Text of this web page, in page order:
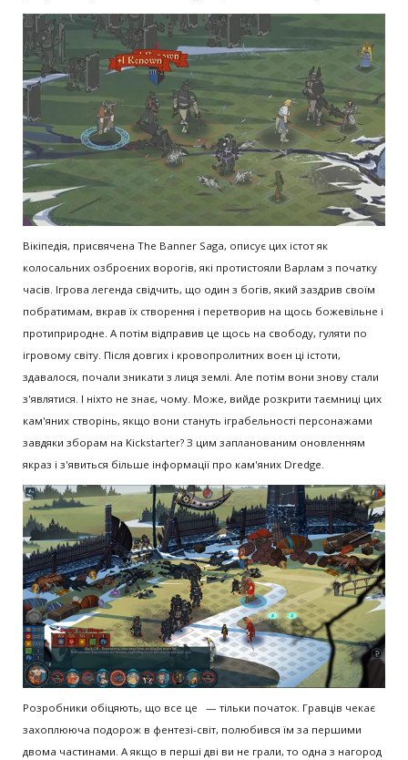
Вікіпедія, присвячена The Banner Saga, описує цих істот як
колосальних озброєних ворогів, які протистояли Варлам з початку
часів. Ігрова легенда свідчить, що один з богів, який заздрив своїм
побратимам, вкрав їх створення і перетворив на щось божевільне і
протиприродне. А потім відправив це щось на свободу, гуляти по
ігровому світу. Після довгих і кровопролитних воєн ці істоти,
здавалося, почали зникати з лиця землі. Але потім вони знову стали
з'являтися. І ніхто не знає, чому. Може, вийде розкрити таємниці цих
кам'яних створінь, якщо вони стануть іграбельності персонажами
завдяки зборам на Kickstarter? З цим запланованим оновленням
якраз і з'явиться більше інформації про кам'яних Dredge.
Розробники обіцяють, що все це — тільки початок. Гравців чекає
захоплююча подорож в фентезі-світ, полюбився їм за першими
двома частинами. А якщо в перші дві ви не грали, то одна з нагород